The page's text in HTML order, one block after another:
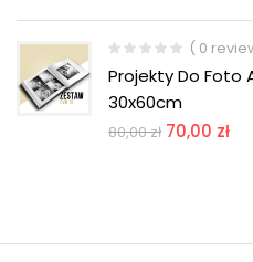
( 0
Projekty Do Foto
30x60cm
80,00zł 70,00 zł